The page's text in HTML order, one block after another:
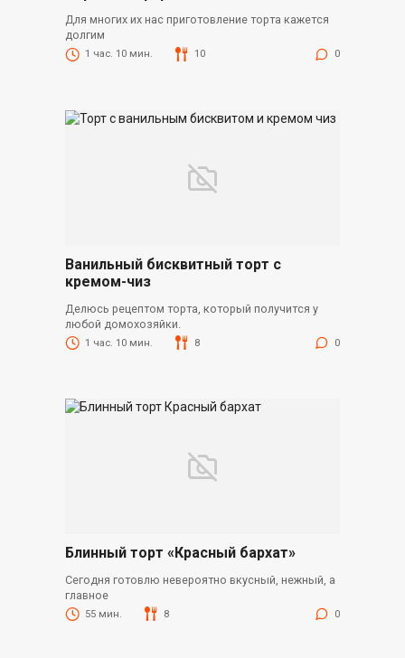
Для многих их нас приготовление торта кажется
долгим
1 час. 10 мин. 10 0
Ванильный бисквитный торт с
кремом-чиз
Делюсь рецептом торта, который получится у
любой домохозяйки.
1 час. 10 мин. 8 0
Блинный торт «Красный бархат»
Сегодня готовлю невероятно вкусный, нежный, а
главное
55 мин. 8 0